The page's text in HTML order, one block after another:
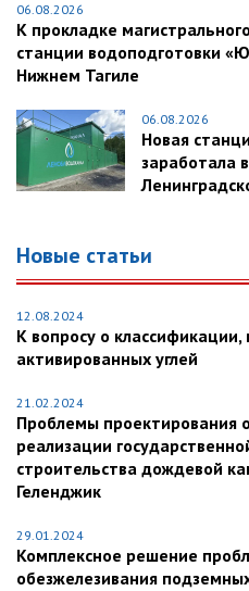
06.08.2026
К прокладке
станции водоподготовки
Нижнем Тагиле
06.08.2026
Новая
заработала
Новые статьи
12.08.2024
К вопросу о
активированных углей
21.02.2024
Проблемы проектирования
реализации
строительства дождевой
Геленджик
29.01.2024
Комплексное решение
обезжелезивания